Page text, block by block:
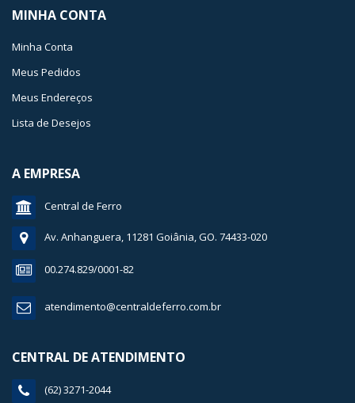
MINHA CONTA
Minha Conta
Meus Pedidos
Meus Endereços
Lista de Desejos
A EMPRESA
Central de Ferro
Av. Anhanguera, 11281 Goiânia, GO. 74433-020
00.274.829/0001-82
atendimento@centraldeferro.com.br
CENTRAL DE ATENDIMENTO
(62) 3271-2044